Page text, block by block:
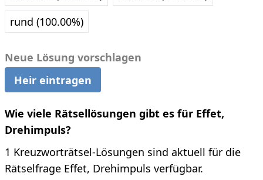
rund (100.00%)
Neue Lösung vorschlagen
Heir eintragen
Wie viele Rätsellösungen gibt es für Effet,
Drehimpuls?
1 Kreuzworträtsel-Lösungen sind aktuell für die
Rätselfrage Effet, Drehimpuls verfügbar.